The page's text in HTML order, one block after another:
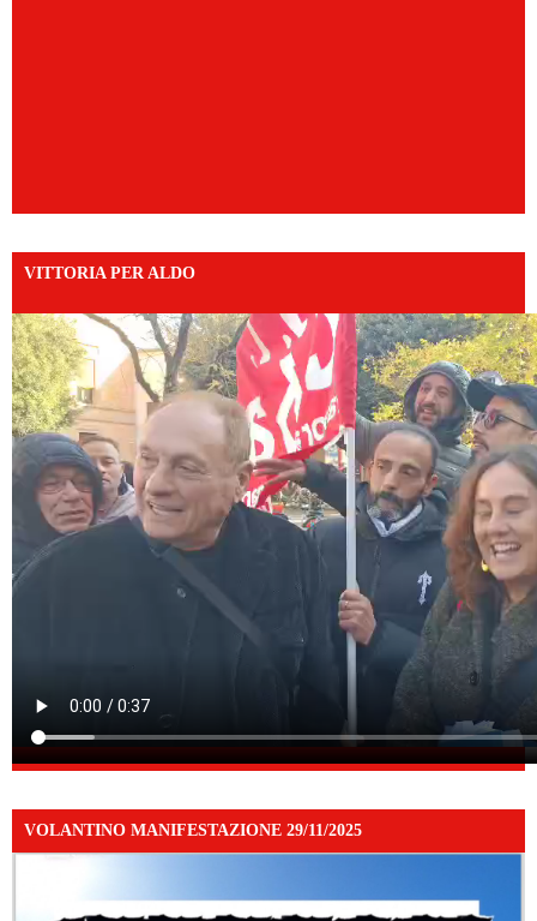
VITTORIA PER ALDO
VOLANTINO MANIFESTAZIONE 29/11/2025